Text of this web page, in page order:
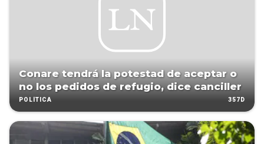
Conare tendrá la potestad de aceptar o
no los pedidos de refugio, dice canciller
POLÍTICA 357D